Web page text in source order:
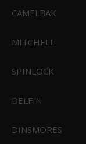
CAMELBAK
MITCHELL
SPINLOCK
DELFIN
DINSMORES